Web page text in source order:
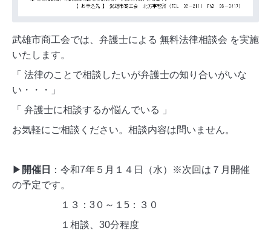
武雄市商工会では、弁護士による 無料法律相談会 を実施
いたします。
「 法律のことで相談したいが弁護士の知り合いがいな
い・・・」
「 弁護士に相談するか悩んでいる 」
お気軽にご相談ください。相談内容は問いません。
▶ 開催日
：令和7年５月１４日（水）※次回は７月開催
の予定です。
１３：3０～１5：３０
１相談、30分程度